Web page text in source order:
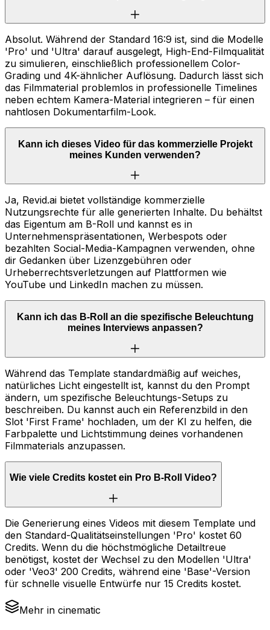
Absolut. Während der Standard 16:9 ist, sind die Modelle
'Pro' und 'Ultra' darauf ausgelegt, High-End-Filmqualität
zu simulieren, einschließlich professionellem Color-
Grading und 4K-ähnlicher Auflösung. Dadurch lässt sich
das Filmmaterial problemlos in professionelle Timelines
neben echtem Kamera-Material integrieren – für einen
nahtlosen Dokumentarfilm-Look.
Kann ich dieses Video für das kommerzielle Projekt
meines Kunden verwenden?
Ja, Revid.ai bietet vollständige kommerzielle
Nutzungsrechte für alle generierten Inhalte. Du behältst
das Eigentum am B-Roll und kannst es in
Unternehmenspräsentationen, Werbespots oder
bezahlten Social-Media-Kampagnen verwenden, ohne
dir Gedanken über Lizenzgebühren oder
Urheberrechtsverletzungen auf Plattformen wie
YouTube und LinkedIn machen zu müssen.
Kann ich das B-Roll an die spezifische Beleuchtung
meines Interviews anpassen?
Während das Template standardmäßig auf weiches,
natürliches Licht eingestellt ist, kannst du den Prompt
ändern, um spezifische Beleuchtungs-Setups zu
beschreiben. Du kannst auch ein Referenzbild in den
Slot 'First Frame' hochladen, um der KI zu helfen, die
Farbpalette und Lichtstimmung deines vorhandenen
Filmmaterials anzupassen.
Wie viele Credits kostet ein Pro B-Roll Video?
Die Generierung eines Videos mit diesem Template und
den Standard-Qualitätseinstellungen 'Pro' kostet 60
Credits. Wenn du die höchstmögliche Detailtreue
benötigst, kostet der Wechsel zu den Modellen 'Ultra'
oder 'Veo3' 200 Credits, während eine 'Base'-Version
für schnelle visuelle Entwürfe nur 15 Credits kostet.
Mehr in cinematic